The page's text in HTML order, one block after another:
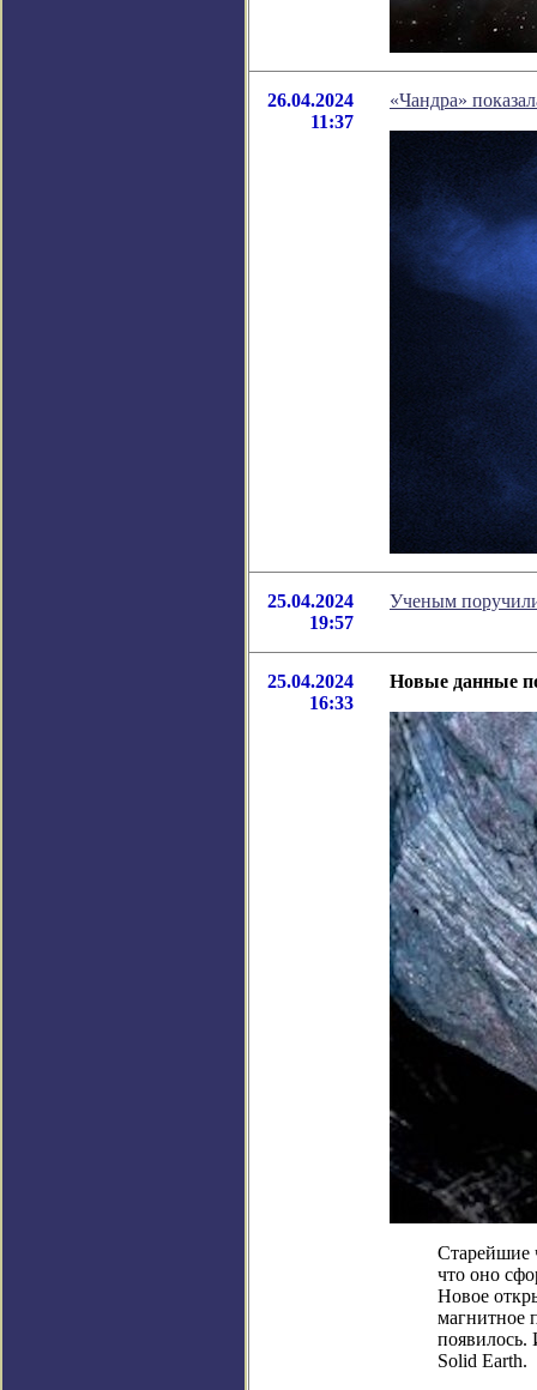
26.04.2024
11:37
«Чандра»
25.04.2024
19:57
Ученым
25.04.2024
16:33
Новые данные
Старейшие
что оно
Новое
магнитное
появилось.
Solid Earth.